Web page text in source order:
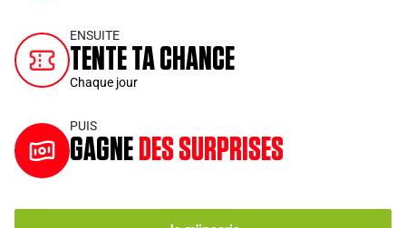
ENSUITE
TENTE TA CHANCE
Chaque jour
PUIS
GAGNE DES SURPRISES